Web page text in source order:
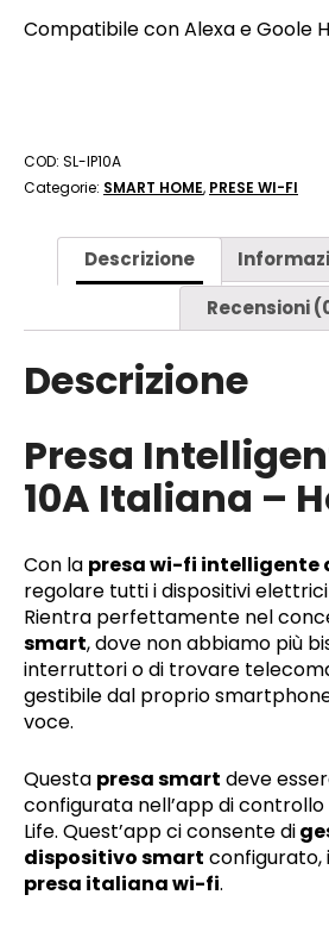
Compatibile con Alexa e Goole
COD: SL-IP10A
Categorie: SMART HOME, PRESE WI-FI
Descrizione
Recensioni
Descrizione
Presa
10A Italiana –
Con la presa wi-fi intelligente
regolare tutti i dispositivi
Rientra perfettamente nel
smart, dove non abbiamo più
interruttori o di trovare
gestibile dal proprio
voce.
Questa presa smart deve
configurata nell’app di
Life. Quest’app ci consente di
dispositivo smart configurato,
presa italiana wi-fi.